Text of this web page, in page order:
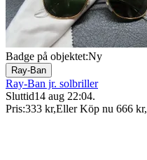
Badge på objektet:Ny
Ray-Ban
Ray-Ban jr. solbriller
Sluttid14 aug 22:04.
Pris:333 kr,Eller Köp nu 666 kr,